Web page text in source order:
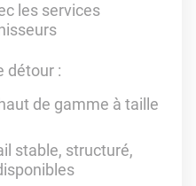
les services
détour :
de gamme à taille
stable, structuré,